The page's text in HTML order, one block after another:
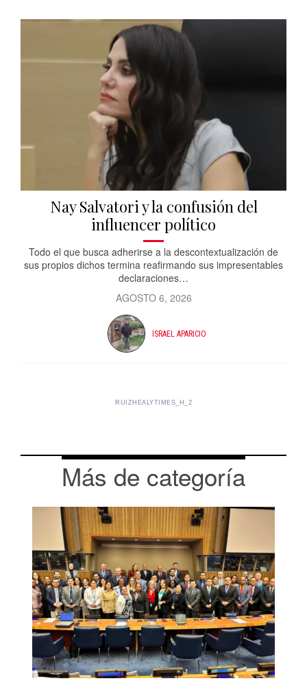
Nay Salvatori y la confusión del
influencer político
Todo el que busca adherirse a la descontextualización de
sus propios dichos termina reafirmando sus impresentables
declaraciones…
AGOSTO 6, 2026
ISRAEL APARICIO
RUIZHEALYTIMES_H_2
Más de categoría